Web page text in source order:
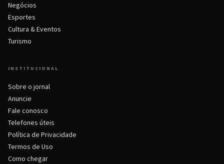
Negócios
Esportes
Cultura & Eventos
Turismo
INSTITUCIONAL
Sobre o jornal
Anuncie
Fale conosco
Telefones úteis
Política de Privacidade
Termos de Uso
Como chegar